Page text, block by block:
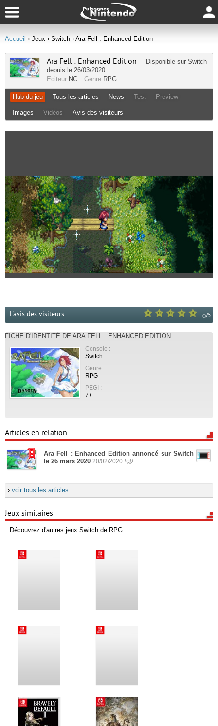
Accueil › Jeux › Switch › Ara Fell : Enhanced Edition
Ara Fell : Enhanced Edition Disponible sur Switch
depuis le 26/03/2020
Editeur NC Genre RPG
Hub du jeu Tous les articles News Test Preview
Images Vidéos Avis des visiteurs
0/5
L'avis des visiteurs
FICHE D'IDENTITÉ DE ARA FELL : ENHANCED EDITION
Console :
Switch
Genre :
RPG
PEGI :
7+
Articles en relation
Ara Fell : Enhanced Edition annoncé sur Switch
le 26 mars 2020 20/02/2020
› voir tous les articles
Jeux similaires
Découvrez d'autres jeux Switch de RPG :